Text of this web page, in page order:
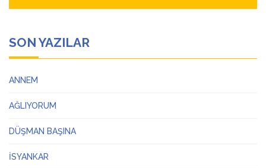
SON YAZILAR
ANNEM
AĞLIYORUM
DÜŞMAN BAŞINA
İSYANKAR